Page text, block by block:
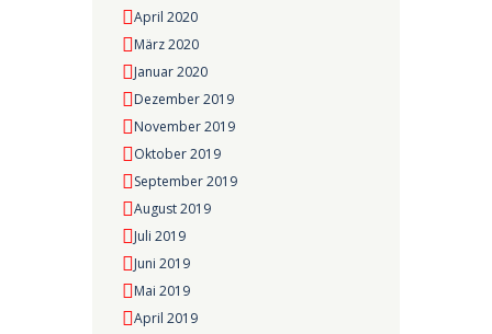
April 2020
März 2020
Januar 2020
Dezember 2019
November 2019
Oktober 2019
September 2019
August 2019
Juli 2019
Juni 2019
Mai 2019
April 2019